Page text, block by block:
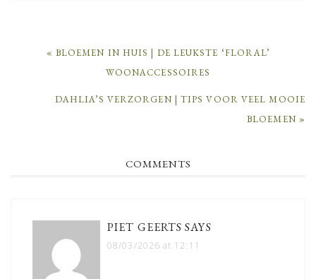
PREVIOUS
« BLOEMEN IN HUIS | DE LEUKSTE ‘FLORAL’
WOONACCESSOIRES
NEXT
DAHLIA’S VERZORGEN | TIPS VOOR VEEL MOOIE
BLOEMEN »
COMMENTS
PIET GEERTS SAYS
08/03/2026 at 12:11